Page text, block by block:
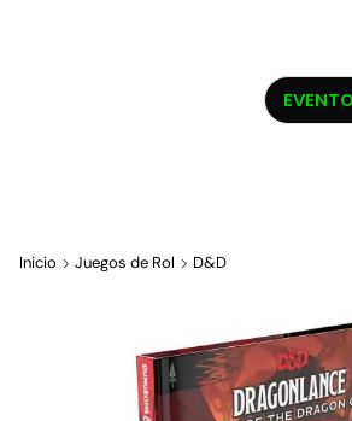
Inicio Juegos de Rol D&D